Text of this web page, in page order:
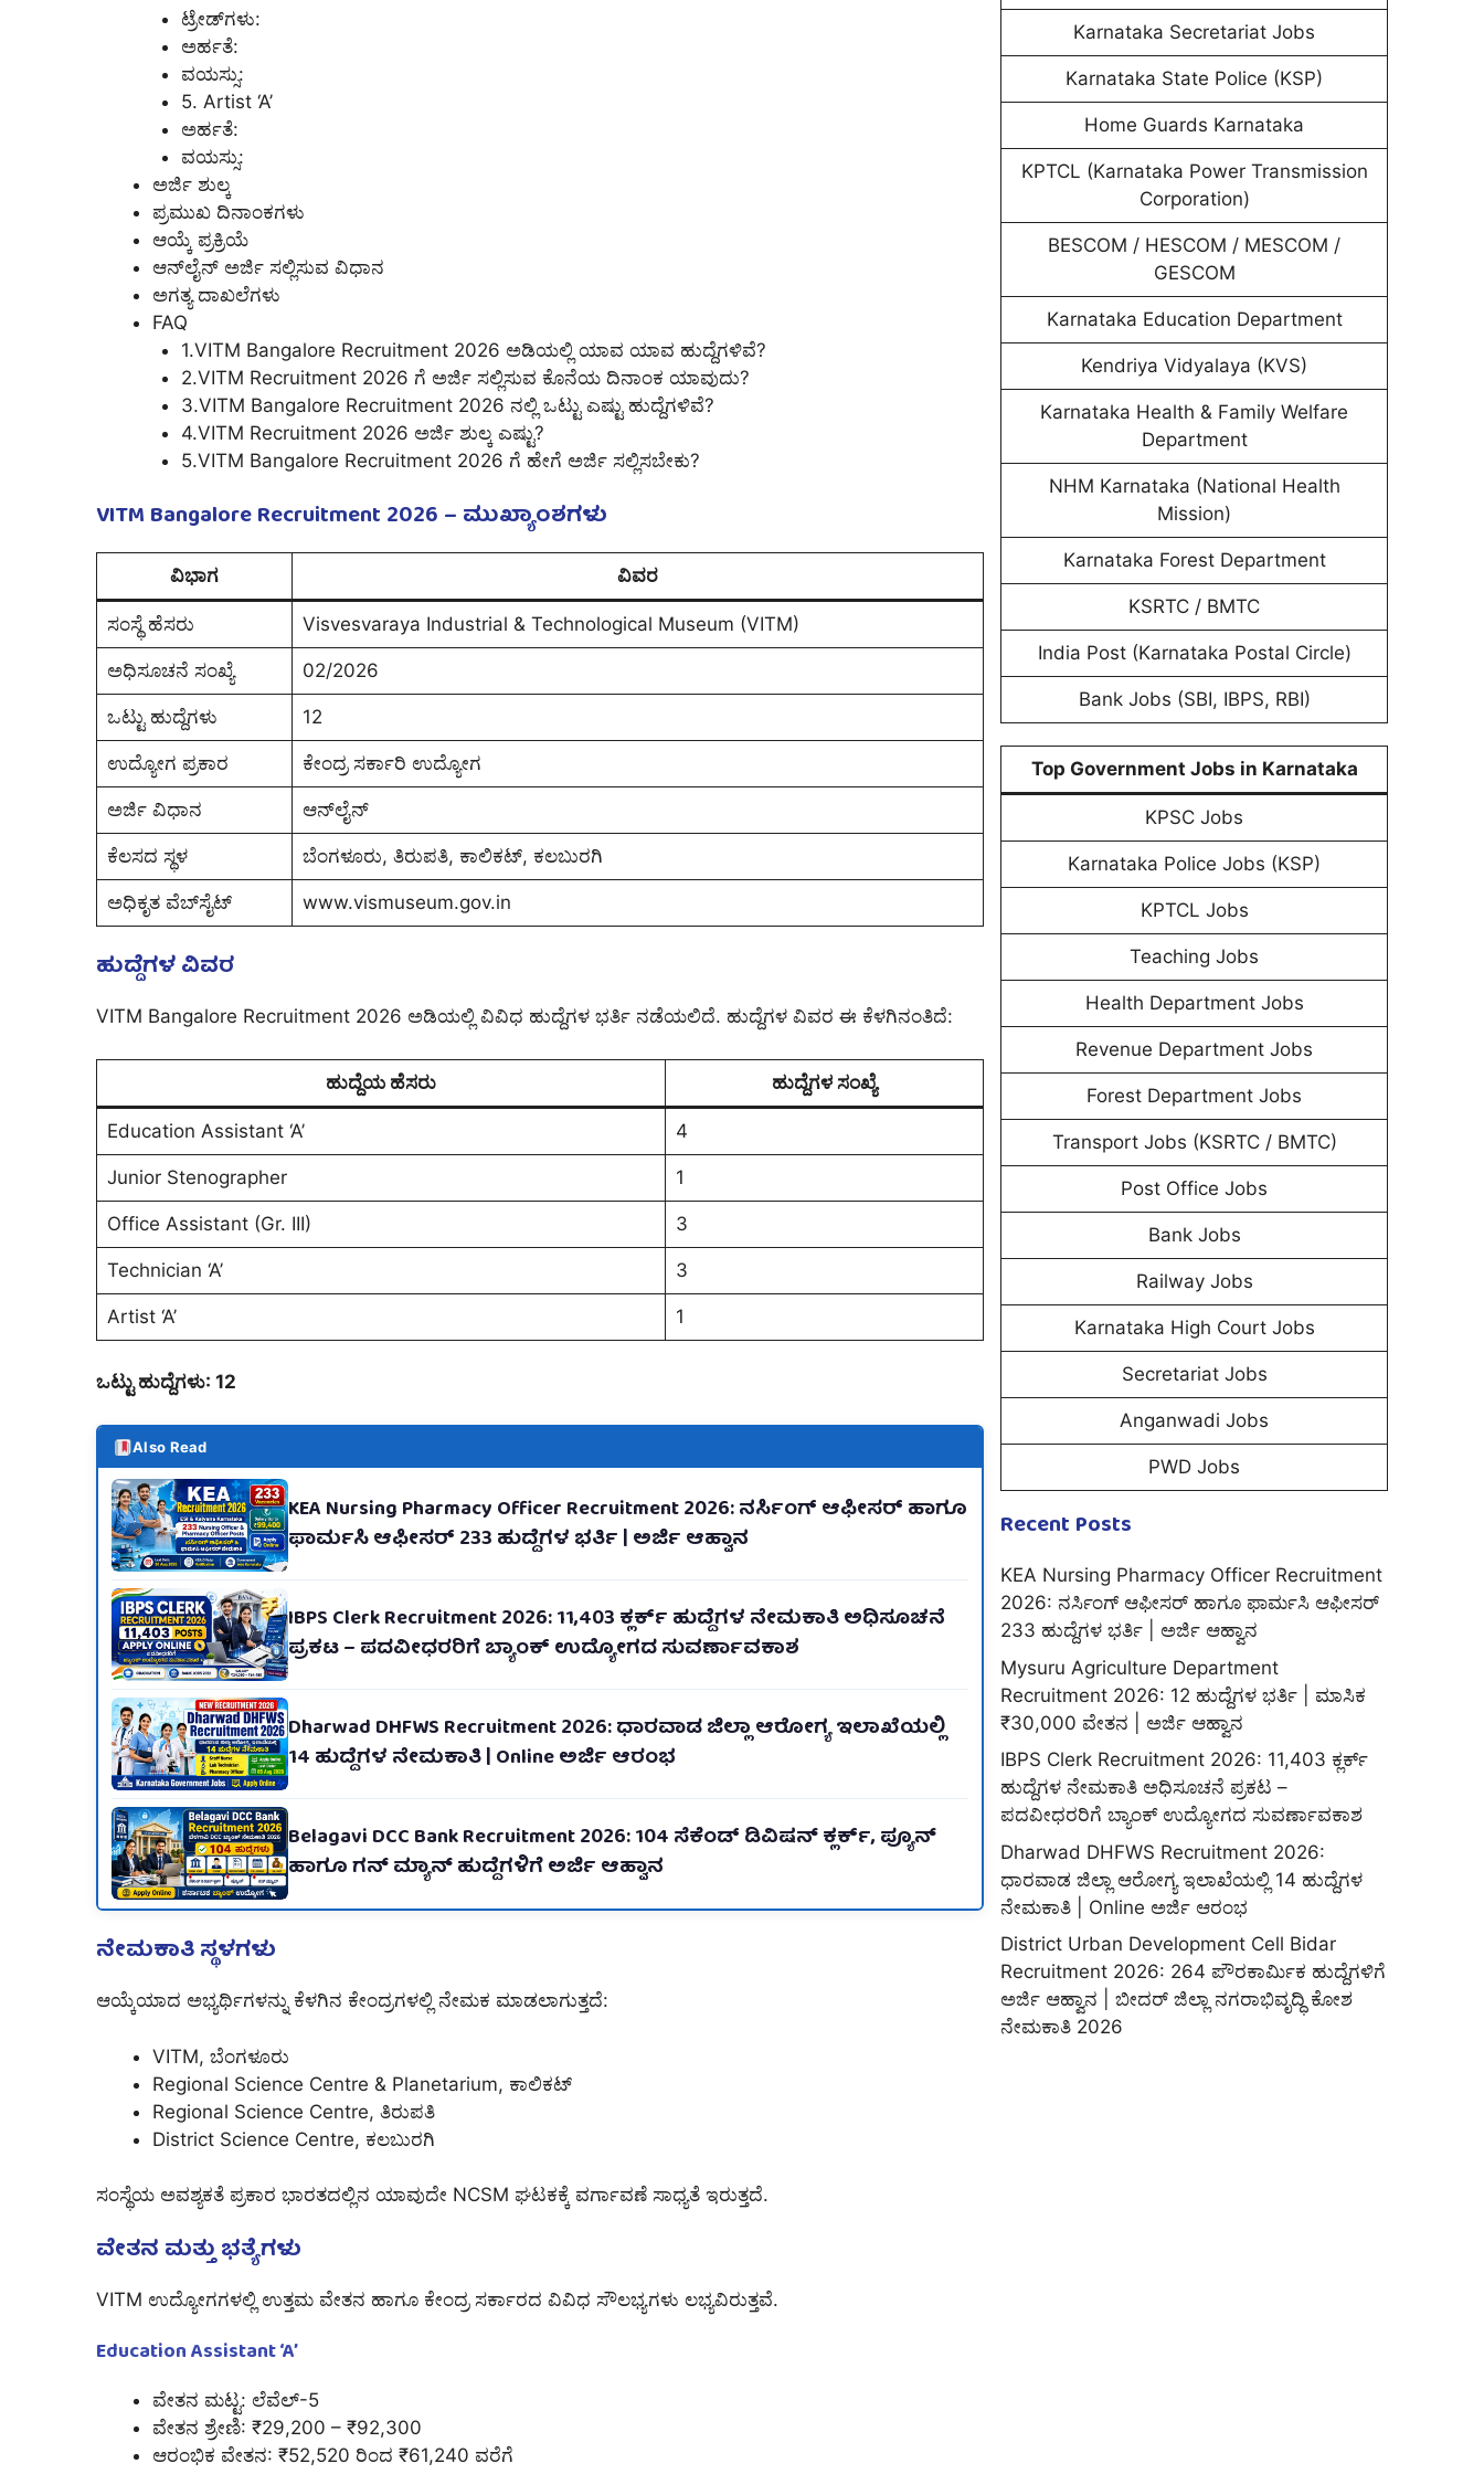
ಟ್ರೇಡ್‌ಗಳು:
ಅರ್ಹತೆ:
ವಯಸ್ಸು:
5. Artist ‘A’
ಅರ್ಹತೆ:
ವಯಸ್ಸು:
ಅರ್ಜಿ ಶುಲ್ಕ
ಪ್ರಮುಖ ದಿನಾಂಕಗಳು
ಆಯ್ಕೆ ಪ್ರಕ್ರಿಯೆ
ಆನ್‌ಲೈನ್ ಅರ್ಜಿ ಸಲ್ಲಿಸುವ ವಿಧಾನ
ಅಗತ್ಯ ದಾಖಲೆಗಳು
FAQ
1.VITM Bangalore Recruitment 2026 ಅಡಿಯಲ್ಲಿ ಯಾವ ಯಾವ ಹುದ್ದೆಗಳಿವೆ?
2.VITM Recruitment 2026 ಗೆ ಅರ್ಜಿ ಸಲ್ಲಿಸುವ ಕೊನೆಯ ದಿನಾಂಕ ಯಾವುದು?
3.VITM Bangalore Recruitment 2026 ನಲ್ಲಿ ಒಟ್ಟು ಎಷ್ಟು ಹುದ್ದೆಗಳಿವೆ?
4.VITM Recruitment 2026 ಅರ್ಜಿ ಶುಲ್ಕ ಎಷ್ಟು?
5.VITM Bangalore Recruitment 2026 ಗೆ ಹೇಗೆ ಅರ್ಜಿ ಸಲ್ಲಿಸಬೇಕು?
VITM Bangalore Recruitment 2026 – ಮುಖ್ಯಾಂಶಗಳು
ವಿಭಾಗ ವಿವರ
ಸಂಸ್ಥೆ ಹೆಸರು Visvesvaraya Industrial & Technological Museum (VITM)
ಅಧಿಸೂಚನೆ ಸಂಖ್ಯೆ 02/2026
ಒಟ್ಟು ಹುದ್ದೆಗಳು 12
ಉದ್ಯೋಗ ಪ್ರಕಾರ ಕೇಂದ್ರ ಸರ್ಕಾರಿ ಉದ್ಯೋಗ
ಅರ್ಜಿ ವಿಧಾನ ಆನ್‌ಲೈನ್
ಕೆಲಸದ ಸ್ಥಳ ಬೆಂಗಳೂರು, ತಿರುಪತಿ, ಕಾಲಿಕಟ್, ಕಲಬುರಗಿ
ಅಧಿಕೃತ ವೆಬ್‌ಸೈಟ್ www.vismuseum.gov.in
ಹುದ್ದೆಗಳ ವಿವರ
VITM Bangalore Recruitment 2026 ಅಡಿಯಲ್ಲಿ ವಿವಿಧ ಹುದ್ದೆಗಳ ಭರ್ತಿ ನಡೆಯಲಿದೆ. ಹುದ್ದೆಗಳ ವಿವರ ಈ ಕೆಳಗಿನಂತಿದೆ:
ಹುದ್ದೆಯ ಹೆಸರು ಹುದ್ದೆಗಳ ಸಂಖ್ಯೆ
Education Assistant ‘A’ 4
Junior Stenographer 1
Office Assistant (Gr. III) 3
Technician ‘A’ 3
Artist ‘A’ 1
ಒಟ್ಟು ಹುದ್ದೆಗಳು: 12
Also Read
KEA Nursing Pharmacy Officer Recruitment 2026: ನರ್ಸಿಂಗ್ ಆಫೀಸರ್ ಹಾಗೂ
ಫಾರ್ಮಸಿ ಆಫೀಸರ್ 233 ಹುದ್ದೆಗಳ ಭರ್ತಿ | ಅರ್ಜಿ ಆಹ್ವಾನ
IBPS Clerk Recruitment 2026: 11,403 ಕ್ಲರ್ಕ್ ಹುದ್ದೆಗಳ ನೇಮಕಾತಿ ಅಧಿಸೂಚನೆ
ಪ್ರಕಟ – ಪದವೀಧರರಿಗೆ ಬ್ಯಾಂಕ್ ಉದ್ಯೋಗದ ಸುವರ್ಣಾವಕಾಶ
Dharwad DHFWS Recruitment 2026: ಧಾರವಾಡ ಜಿಲ್ಲಾ ಆರೋಗ್ಯ ಇಲಾಖೆಯಲ್ಲಿ
14 ಹುದ್ದೆಗಳ ನೇಮಕಾತಿ | Online ಅರ್ಜಿ ಆರಂಭ
Belagavi DCC Bank Recruitment 2026: 104 ಸೆಕೆಂಡ್ ಡಿವಿಷನ್ ಕ್ಲರ್ಕ್, ಪ್ಯೂನ್
ಹಾಗೂ ಗನ್ ಮ್ಯಾನ್ ಹುದ್ದೆಗಳಿಗೆ ಅರ್ಜಿ ಆಹ್ವಾನ
ನೇಮಕಾತಿ ಸ್ಥಳಗಳು
ಆಯ್ಕೆಯಾದ ಅಭ್ಯರ್ಥಿಗಳನ್ನು ಕೆಳಗಿನ ಕೇಂದ್ರಗಳಲ್ಲಿ ನೇಮಕ ಮಾಡಲಾಗುತ್ತದೆ:
VITM, ಬೆಂಗಳೂರು
Regional Science Centre & Planetarium, ಕಾಲಿಕಟ್
Regional Science Centre, ತಿರುಪತಿ
District Science Centre, ಕಲಬುರಗಿ
ಸಂಸ್ಥೆಯ ಅವಶ್ಯಕತೆ ಪ್ರಕಾರ ಭಾರತದಲ್ಲಿನ ಯಾವುದೇ NCSM ಘಟಕಕ್ಕೆ ವರ್ಗಾವಣೆ ಸಾಧ್ಯತೆ ಇರುತ್ತದೆ.
ವೇತನ ಮತ್ತು ಭತ್ಯೆಗಳು
VITM ಉದ್ಯೋಗಗಳಲ್ಲಿ ಉತ್ತಮ ವೇತನ ಹಾಗೂ ಕೇಂದ್ರ ಸರ್ಕಾರದ ವಿವಿಧ ಸೌಲಭ್ಯಗಳು ಲಭ್ಯವಿರುತ್ತವೆ.
Education Assistant ‘A’
ವೇತನ ಮಟ್ಟ: ಲೆವೆಲ್-5
ವೇತನ ಶ್ರೇಣಿ: ₹29,200 – ₹92,300
ಆರಂಭಿಕ ವೇತನ: ₹52,520 ರಿಂದ ₹61,240 ವರೆಗೆ
Karnataka Secretariat Jobs
Karnataka State Police (KSP)
Home Guards Karnataka
KPTCL (Karnataka Power Transmission
Corporation)
BESCOM / HESCOM / MESCOM /
GESCOM
Karnataka Education Department
Kendriya Vidyalaya (KVS)
Karnataka Health & Family Welfare
Department
NHM Karnataka (National Health
Mission)
Karnataka Forest Department
KSRTC / BMTC
India Post (Karnataka Postal Circle)
Bank Jobs (SBI, IBPS, RBI)
Top Government Jobs in Karnataka
KPSC Jobs
Karnataka Police Jobs (KSP)
KPTCL Jobs
Teaching Jobs
Health Department Jobs
Revenue Department Jobs
Forest Department Jobs
Transport Jobs (KSRTC / BMTC)
Post Office Jobs
Bank Jobs
Railway Jobs
Karnataka High Court Jobs
Secretariat Jobs
Anganwadi Jobs
PWD Jobs
Recent Posts
KEA Nursing Pharmacy Officer Recruitment
2026: ನರ್ಸಿಂಗ್ ಆಫೀಸರ್ ಹಾಗೂ ಫಾರ್ಮಸಿ ಆಫೀಸರ್
233 ಹುದ್ದೆಗಳ ಭರ್ತಿ | ಅರ್ಜಿ ಆಹ್ವಾನ
Mysuru Agriculture Department
Recruitment 2026: 12 ಹುದ್ದೆಗಳ ಭರ್ತಿ | ಮಾಸಿಕ
₹30,000 ವೇತನ | ಅರ್ಜಿ ಆಹ್ವಾನ
IBPS Clerk Recruitment 2026: 11,403 ಕ್ಲರ್ಕ್
ಹುದ್ದೆಗಳ ನೇಮಕಾತಿ ಅಧಿಸೂಚನೆ ಪ್ರಕಟ –
ಪದವೀಧರರಿಗೆ ಬ್ಯಾಂಕ್ ಉದ್ಯೋಗದ ಸುವರ್ಣಾವಕಾಶ
Dharwad DHFWS Recruitment 2026:
ಧಾರವಾಡ ಜಿಲ್ಲಾ ಆರೋಗ್ಯ ಇಲಾಖೆಯಲ್ಲಿ 14 ಹುದ್ದೆಗಳ
ನೇಮಕಾತಿ | Online ಅರ್ಜಿ ಆರಂಭ
District Urban Development Cell Bidar
Recruitment 2026: 264 ಪೌರಕಾರ್ಮಿಕ ಹುದ್ದೆಗಳಿಗೆ
ಅರ್ಜಿ ಆಹ್ವಾನ | ಬೀದರ್ ಜಿಲ್ಲಾ ನಗರಾಭಿವೃದ್ಧಿ ಕೋಶ
ನೇಮಕಾತಿ 2026